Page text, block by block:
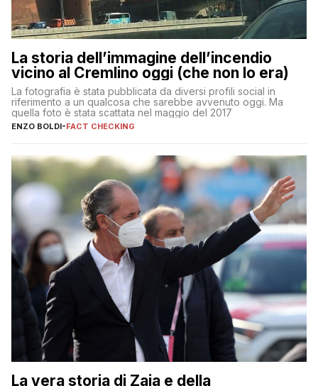
La storia dell’immagine dell’incendio
vicino al Cremlino oggi (che non lo era)
La fotografia è stata pubblicata da diversi profili social in
riferimento a un qualcosa che sarebbe avvenuto oggi. Ma
quella foto è stata scattata nel maggio del 2017
ENZO BOLDI-FACT CHECKING
La vera storia di Zaia e della